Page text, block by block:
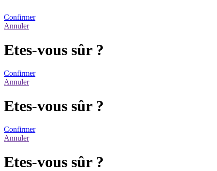
Confirmer
Annuler
Etes-vous sûr ?
Confirmer
Annuler
Etes-vous sûr ?
Confirmer
Annuler
Etes-vous sûr ?